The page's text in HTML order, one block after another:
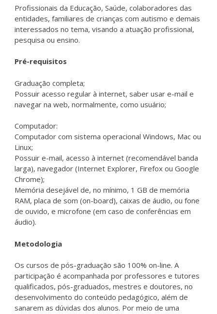
Profissionais da Educação, Saúde, colaboradores das
entidades, familiares de crianças com autismo e demais
interessados no tema, visando a atuação profissional,
pesquisa ou ensino.
Pré-requisitos
Graduação completa;
Possuir acesso regular à internet, saber usar e-mail e
navegar na web, normalmente, como usuário;
Computador:
Computador com sistema operacional Windows, Mac ou
Linux;
Possuir e-mail, acesso à internet (recomendável banda
larga), navegador (Internet Explorer, Firefox ou Google
Chrome);
Memória desejável de, no mínimo, 1 GB de memória
RAM, placa de som (on-board), caixas de áudio, ou fone
de ouvido, e microfone (em caso de conferências em
áudio).
Metodologia
Os cursos de pós-graduação são 100% on-line. A
participação é acompanhada por professores e tutores
qualificados, pós-graduados, mestres e doutores, no
desenvolvimento do conteúdo pedagógico, além de
sanarem as dúvidas dos alunos. Por meio de uma